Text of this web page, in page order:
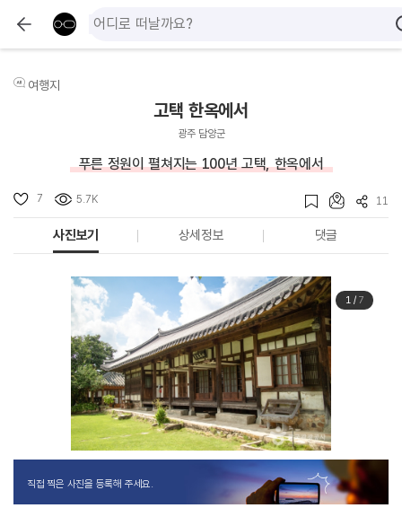
여행지
고택 한옥에서
광주 담양군
푸른 정원이 펼쳐지는 100년 고택, 한옥에서
7 5.7K 11
사진보기 상세정보 댓글
1/ 7
직접 찍은 사진을 등록해 주세요.